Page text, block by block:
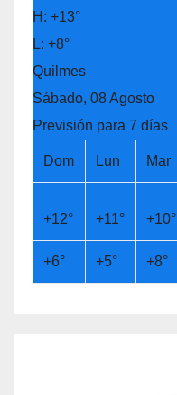
H: +13°
L: +8°
Quilmes
Sábado, 08 Agosto
Previsión para 7 días
Dom Lun Mar
+12° +11° +10°
+6° +5° +8°